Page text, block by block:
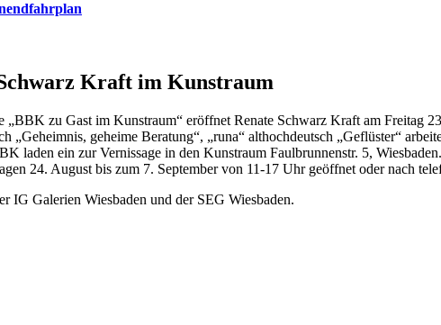
Kraft im Kunstraum
„BBK zu Gast im Kunstraum“ eröffnet Renate Schwarz Kraft am Freitag
„Geheimnis, geheime Beratung“, „runa“ althochdeutsch „Geflüster“
laden ein zur Vernissage in den Kunstraum Faulbrunnenstr. 5, Wiesbaden.
24. August bis zum 7. September von 11-17 Uhr geöffnet oder nach
IG Galerien Wiesbaden und der SEG Wiesbaden.